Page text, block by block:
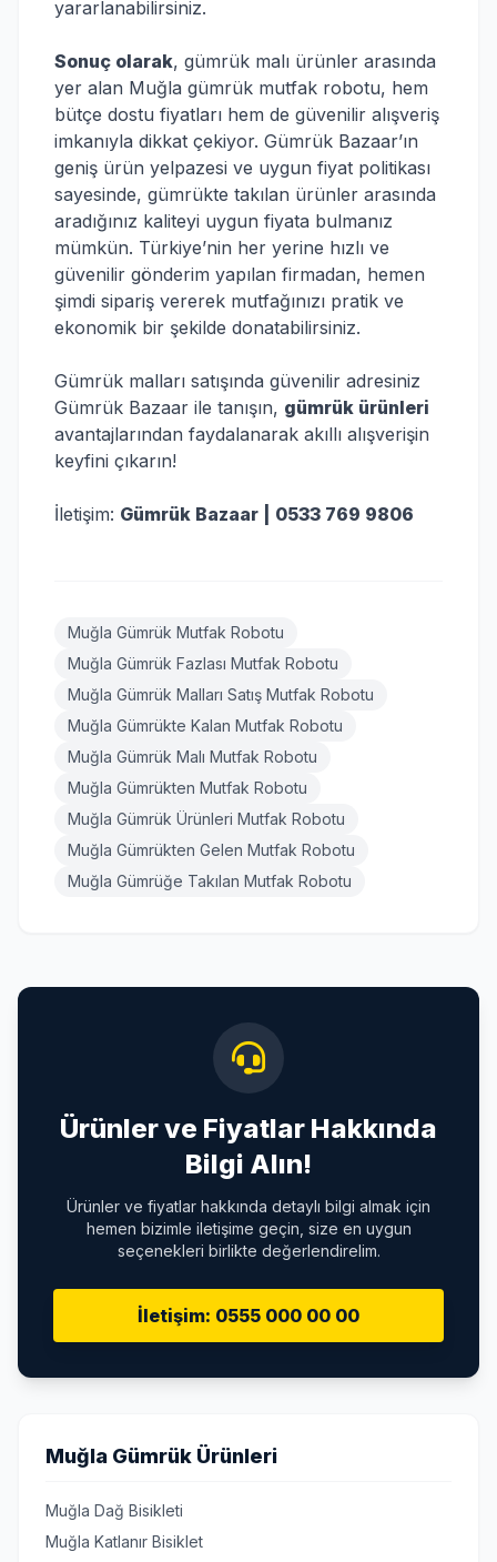
yararlanabilirsiniz.
Sonuç olarak, gümrük malı ürünler arasında
yer alan Muğla gümrük mutfak robotu, hem
bütçe dostu fiyatları hem de güvenilir alışveriş
imkanıyla dikkat çekiyor. Gümrük Bazaar’ın
geniş ürün yelpazesi ve uygun fiyat politikası
sayesinde, gümrükte takılan ürünler arasında
aradığınız kaliteyi uygun fiyata bulmanız
mümkün. Türkiye’nin her yerine hızlı ve
güvenilir gönderim yapılan firmadan, hemen
şimdi sipariş vererek mutfağınızı pratik ve
ekonomik bir şekilde donatabilirsiniz.
Gümrük malları satışında güvenilir adresiniz
Gümrük Bazaar ile tanışın, gümrük ürünleri
avantajlarından faydalanarak akıllı alışverişin
keyfini çıkarın!
İletişim: Gümrük Bazaar | 0533 769 9806
Muğla Gümrük Mutfak Robotu
Muğla Gümrük Fazlası Mutfak Robotu
Muğla Gümrük Malları Satış Mutfak Robotu
Muğla Gümrükte Kalan Mutfak Robotu
Muğla Gümrük Malı Mutfak Robotu
Muğla Gümrükten Mutfak Robotu
Muğla Gümrük Ürünleri Mutfak Robotu
Muğla Gümrükten Gelen Mutfak Robotu
Muğla Gümrüğe Takılan Mutfak Robotu
Ürünler ve Fiyatlar Hakkında
Bilgi Alın!
Ürünler ve fiyatlar hakkında detaylı bilgi almak için
hemen bizimle iletişime geçin, size en uygun
seçenekleri birlikte değerlendirelim.
İletişim: 0555 000 00 00
Muğla Gümrük Ürünleri
Muğla Dağ Bisikleti
Muğla Katlanır Bisiklet